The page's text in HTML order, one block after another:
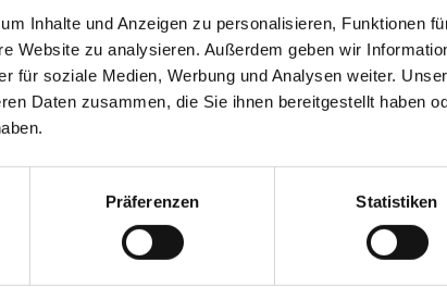
Inhalte und Anzeigen zu personalisieren, Funktionen
Website zu analysieren. Außerdem geben wir
für soziale Medien, Werbung und Analysen weiter.
Daten zusammen, die Sie ihnen bereitgestellt haben
Präferenzen Statistiken
Immodrom Immobilien
Immobilienmakler
Planetenweg 79